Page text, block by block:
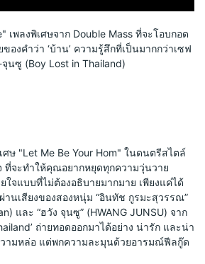
เพลงพิเศษจาก Double Mass ที่จะโอบกอด
องคำว่า ‘บ้าน’ ความรู้สึกที่เป็นมากกว่าเซฟ
ซู (Boy Lost in Thailand)
ศษ "Let Me Be Your Hom" ในดนตรีสไตล์
ที่จะทำให้คุณอยากหยุดทุกความวุ่นวาย
ใจแบบที่ไม่ต้องอธิบายมากมาย เพียงแค่ได้
านเสียงของสองหนุ่ม “อินทัช กูรมะสุวรรณ”
และ “ฮวัง จุนซู” (HWANG JUNSU) จาก
ถ่ายทอดออกมาได้อย่าง น่ารัก และน่า
ามหล่อ แต่พกความละมุนด้วยอารมณ์ฟีลกู๊ด